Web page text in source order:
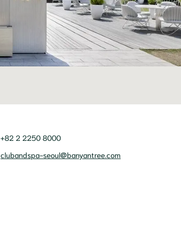
+82 2 2250 8000
clubandspa-seoul@banyantree.com